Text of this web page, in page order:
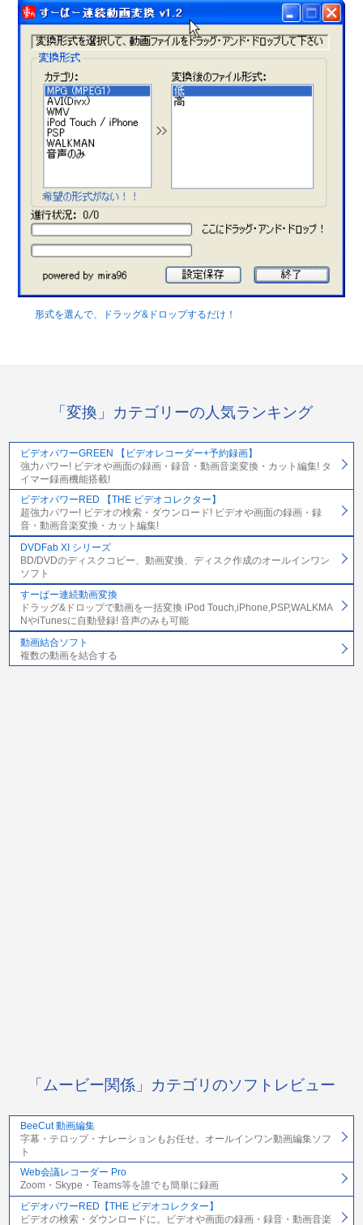
形式を選んで、ドラッグ&ドロップするだけ！
「変換」カテゴリーの人気ランキング
ビデオパワーGREEN 【ビデオレコーダー+予約録画】
強力パワー! ビデオや画面の録画・録音・動画音楽変換・カット編集! タ
イマー録画機能搭載!
ビデオパワーRED 【THE ビデオコレクター】
超強力パワー! ビデオの検索・ダウンロード! ビデオや画面の録画・録
音・動画音楽変換・カット編集!
DVDFab XI シリーズ
BD/DVDのディスクコピー、動画変換、ディスク作成のオールインワン
ソフト
すーぱー連続動画変換
ドラッグ&ドロップで動画を一括変換 iPod Touch,iPhone,PSP,WALKMA
NやiTunesに自動登録! 音声のみも可能
動画結合ソフト
複数の動画を結合する
「ムービー関係」カテゴリのソフトレビュー
BeeCut 動画編集
字幕・テロップ・ナレーションもお任せ。オールインワン動画編集ソフ
ト
Web会議レコーダー Pro
Zoom・Skype・Teams等を誰でも簡単に録画
ビデオパワーRED【THE ビデオコレクター】
ビデオの検索・ダウンロードに。ビデオや画面の録画・録音・動画音楽